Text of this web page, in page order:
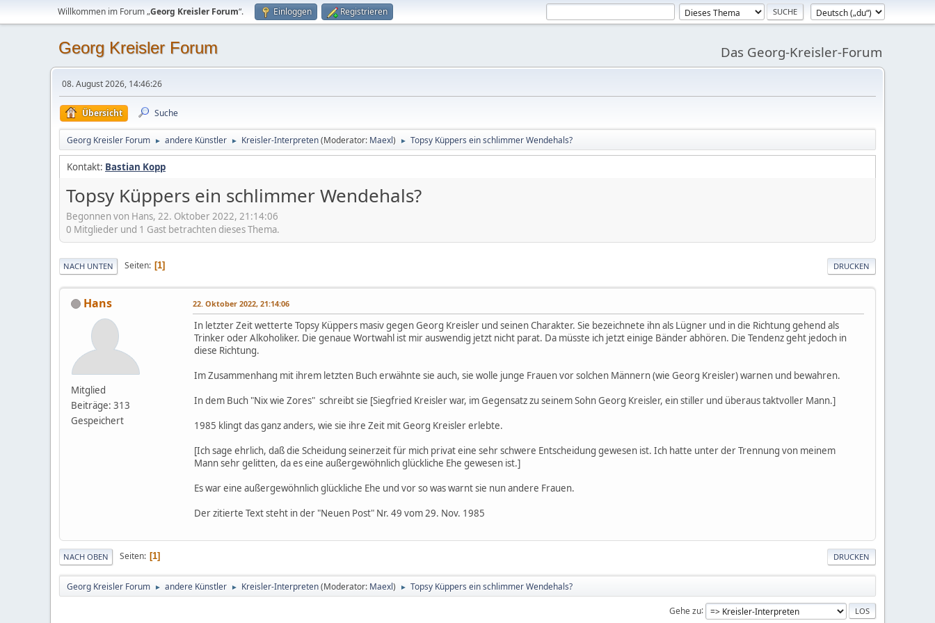
Willkommen im Forum „Georg Kreisler Forum“. Einloggen Registrieren
Georg Kreisler Forum Das Georg-Kreisler-Forum
08. August 2026, 14:46:26
Übersicht Suche
Georg Kreisler Forum ► andere Künstler ► Kreisler-Interpreten(Moderator: Maexl) ► Topsy Küppers ein schlimmer Wendehals?
Kontakt: Bastian Kopp
Topsy Küppers ein schlimmer Wendehals?
Begonnen von Hans, 22. Oktober 2022, 21:14:06
0 Mitglieder und 1 Gast betrachten dieses Thema.
DRUCKEN
NACH UNTEN Seiten 1
Hans
Mitglied
Beiträge: 313
Gespeichert
22. Oktober 2022, 21:14:06
In letzter Zeit wetterte Topsy Küppers masiv gegen Georg Kreisler und seinen Charakter. Sie bezeichnete ihn als Lügner und in die Richtung gehend als
Trinker oder Alkoholiker. Die genaue Wortwahl ist mir auswendig jetzt nicht parat. Da müsste ich jetzt einige Bänder abhören. Die Tendenz geht jedoch in
diese Richtung.
Im Zusammenhang mit ihrem letzten Buch erwähnte sie auch, sie wolle junge Frauen vor solchen Männern (wie Georg Kreisler) warnen und bewahren.
In dem Buch "Nix wie Zores" schreibt sie [Siegfried Kreisler war, im Gegensatz zu seinem Sohn Georg Kreisler, ein stiller und überaus taktvoller Mann.]
1985 klingt das ganz anders, wie sie ihre Zeit mit Georg Kreisler erlebte.
[Ich sage ehrlich, daß die Scheidung seinerzeit für mich privat eine sehr schwere Entscheidung gewesen ist. Ich hatte unter der Trennung von meinem
Mann sehr gelitten, da es eine außergewöhnlich glückliche Ehe gewesen ist.]
Es war eine außergewöhnlich glückliche Ehe und vor so was warnt sie nun andere Frauen.
Der zitierte Text steht in der "Neuen Post" Nr. 49 vom 29. Nov. 1985
DRUCKEN
NACH OBEN Seiten 1
Georg Kreisler Forum ► andere Künstler ► Kreisler-Interpreten(Moderator: Maexl) ► Topsy Küppers ein schlimmer Wendehals?
Gehe zu